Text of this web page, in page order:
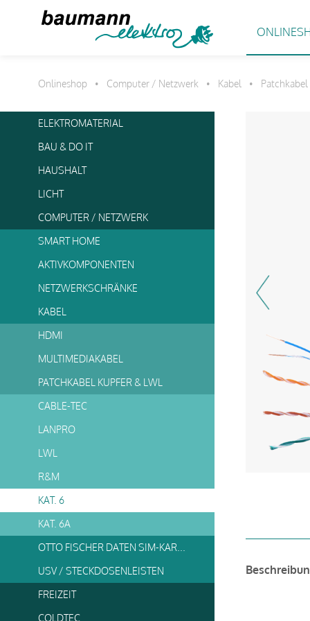
Onlineshop • Computer / Netzwerk • Kabel • Patchkabel
ELEKTROMATERIAL
BAU & DO IT
HAUSHALT
LICHT
COMPUTER / NETZWERK
SMART HOME
AKTIVKOMPONENTEN
NETZWERKSCHRÄNKE
KABEL
HDMI
MULTIMEDIAKABEL
PATCHKABEL KUPFER & LWL
CABLE-TEC
LANPRO
LWL
R&M
KAT. 6
KAT. 6A
USV / STECKDOSENLEISTEN
FREIZEIT
COLDTEC